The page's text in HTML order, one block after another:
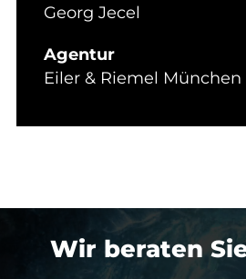
Georg Jecel
Agentur
Eiler & Riemel München
Wir beraten